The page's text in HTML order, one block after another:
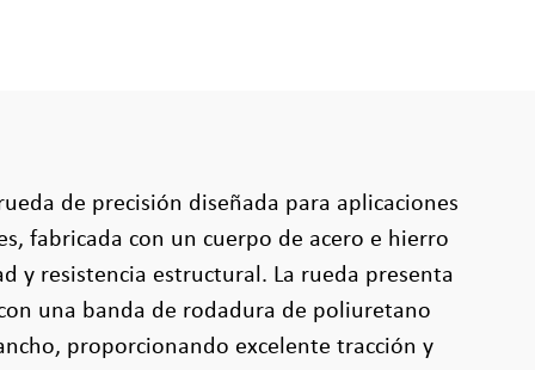
de precisión diseñada para aplicaciones
fabricada con un cuerpo de acero e hierro
y resistencia estructural. La rueda presenta
una banda de rodadura de poliuretano
proporcionando excelente tracción y